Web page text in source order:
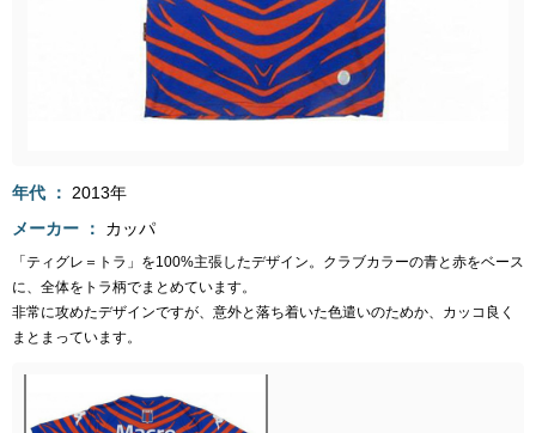
年代
2013年
メーカー
カッパ
「ティグレ＝トラ」を100%主張したデザイン。クラブカラーの青と赤をベース
に、全体をトラ柄でまとめています。
非常に攻めたデザインですが、意外と落ち着いた色遣いのためか、カッコ良く
まとまっています。